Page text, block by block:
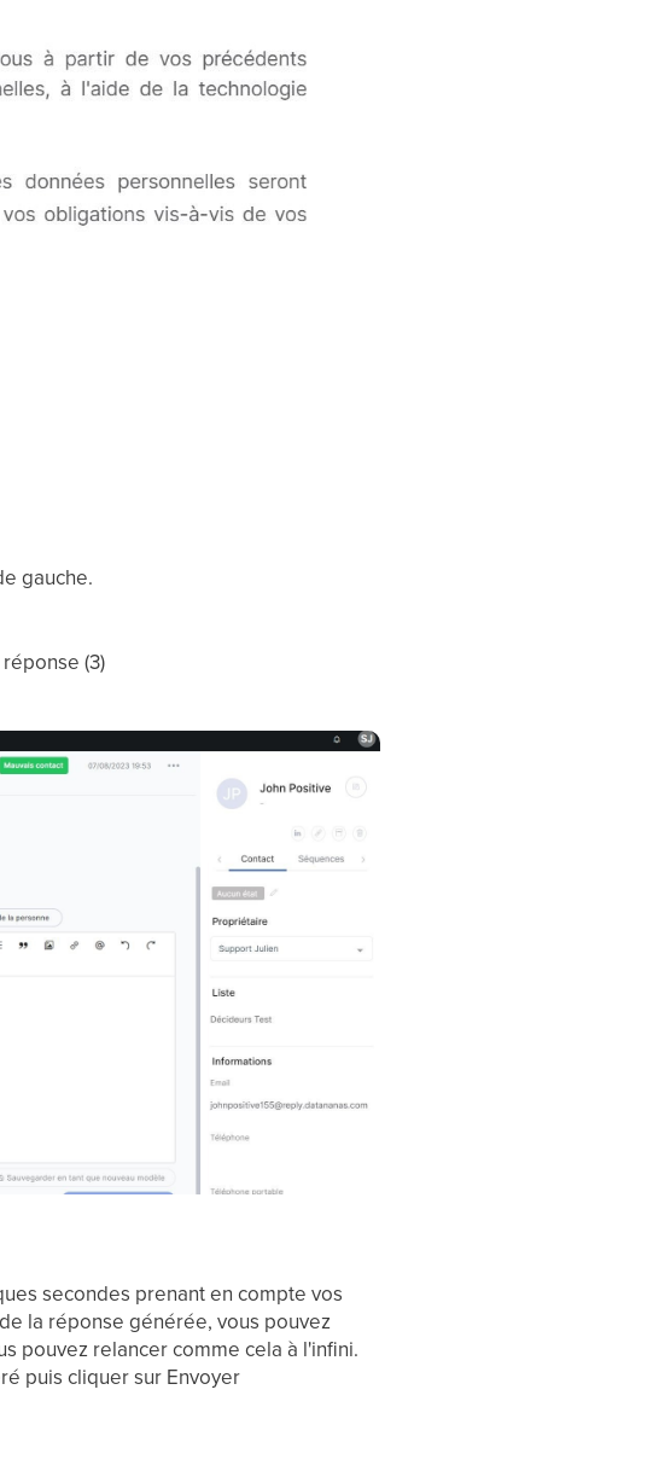
gauche.
(3)
secondes prenant en compte vos
la réponse générée, vous pouvez
pouvez relancer comme cela à l'infini.
puis cliquer sur Envoyer